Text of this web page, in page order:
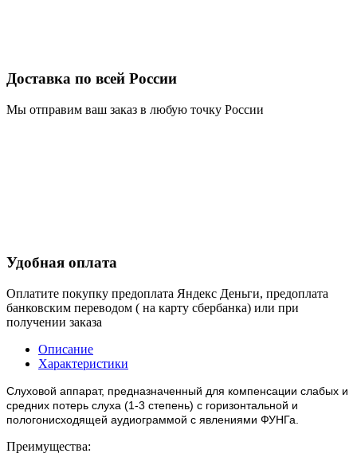
Доставка по всей России
Мы отправим ваш заказ в любую точку России
Удобная оплата
Оплатите покупку предоплата Яндекс Деньги, предоплата
банковским переводом ( на карту сбербанка) или при
получении заказа
Описание
Характеристики
Слуховой аппарат, предназначенный для компенсации слабых и
средних потерь слуха (1-3 степень) с горизонтальной и
пологонисходящей аудиограммой с явлениями ФУНГа.
Преимущества: